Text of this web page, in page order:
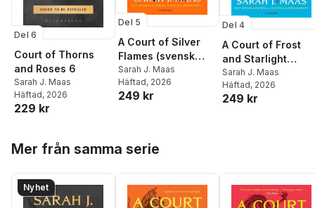
Del 6
Court of Thorns
and Roses 6
Sarah J. Maas
Häftad, 2026
229 kr
Del 5
A Court of Silver
Flames (svensk
utgåva)
Sarah J. Maas
Häftad, 2026
249 kr
Del 4
A Court of Frost
and Starlight
(svensk utgåva)
Sarah J. Maas
Häftad, 2026
249 kr
Mer från samma serie
Nyhet